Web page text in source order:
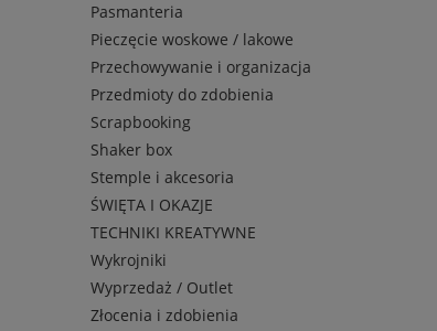
Pasmanteria
Pieczęcie woskowe / lakowe
Przechowywanie i organizacja
Przedmioty do zdobienia
Scrapbooking
Shaker box
Stemple i akcesoria
ŚWIĘTA I OKAZJE
TECHNIKI KREATYWNE
Wykrojniki
Wyprzedaż / Outlet
Złocenia i zdobienia